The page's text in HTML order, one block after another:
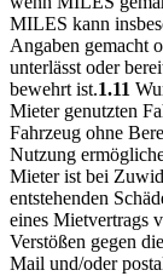
MILES kann
Angaben gemacht
unterlässt oder
bewehrt ist.1.11
Mieter genutzten
Fahrzeug ohne
Nutzung
Mieter ist bei
entstehenden
eines Mietvertrags
Verstößen gegen
Mail und/oder